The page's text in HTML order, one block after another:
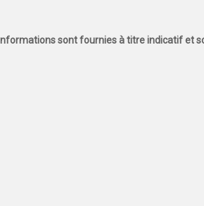
sont fournies à titre indicatif et